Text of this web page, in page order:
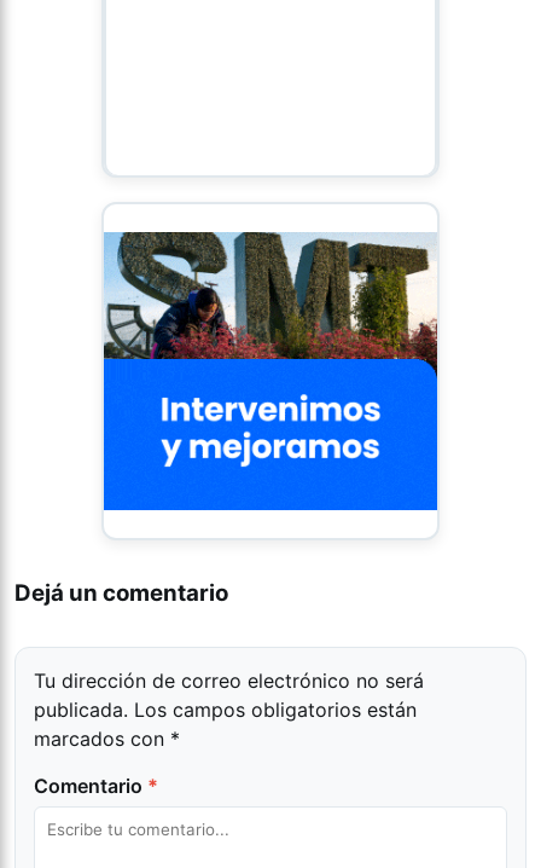
Dejá un comentario
Tu dirección de correo electrónico no será
publicada. Los campos obligatorios están
marcados con *
Comentario *